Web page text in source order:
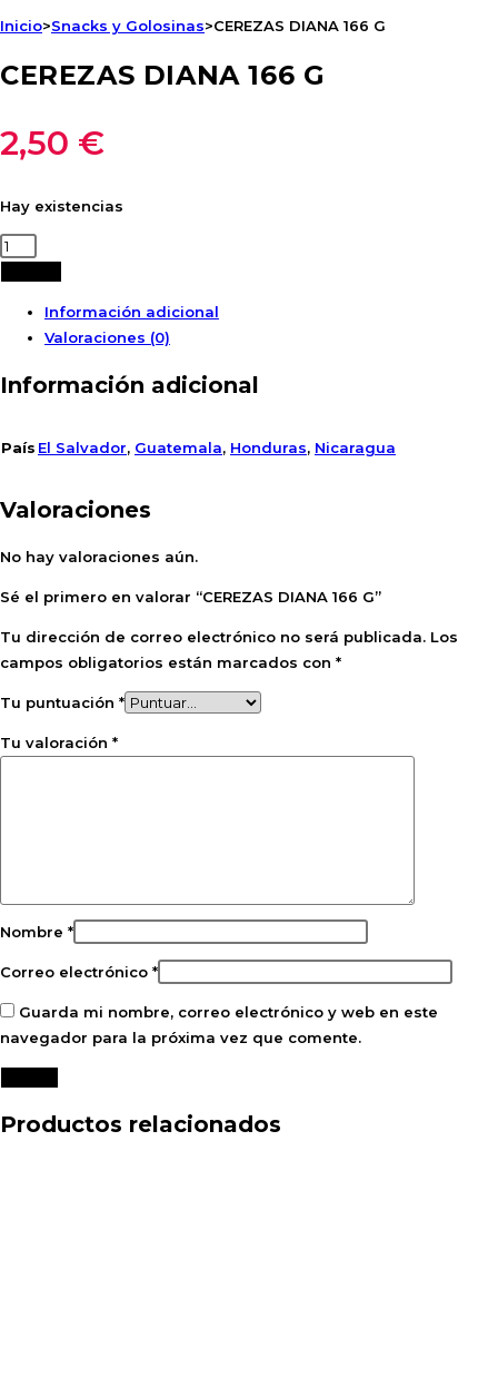
G
Inicio>Snacks y Golosinas>CEREZAS DIANA 166 G
CEREZAS DIANA 166 G
2,50 €
Hay existencias
CEREZAS
cantidad
Información adicional
Valoraciones (0)
Información adicional
País El Salvador, Guatemala, Honduras, Nicaragua
Valoraciones
No hay valoraciones aún.
Sé el primero en valorar “CEREZAS DIANA 166 G”
Tu dirección de correo electrónico no será publicada. Los
campos obligatorios están marcados con *
Tu puntuación *
Tu valoración *
Nombre *
Correo electrónico *
Guarda mi nombre, correo electrónico y web en este
navegador para la próxima vez que comente.
Productos relacionados